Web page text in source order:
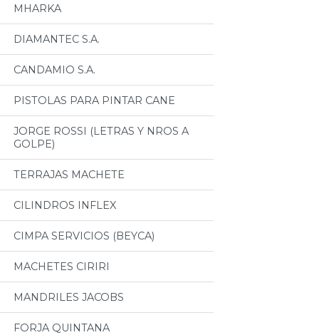
MHARKA
DIAMANTEC S.A.
CANDAMIO S.A.
PISTOLAS PARA PINTAR CANE
JORGE ROSSI (LETRAS Y NROS A
GOLPE)
TERRAJAS MACHETE
CILINDROS INFLEX
CIMPA SERVICIOS (BEYCA)
MACHETES CIRIRI
MANDRILES JACOBS
FORJA QUINTANA